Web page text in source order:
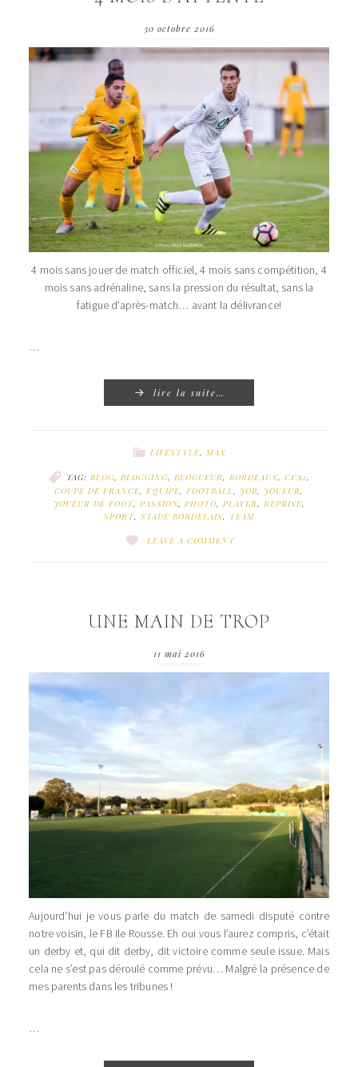
30 octobre 2016
4 mois sans jouer de match officiel, 4 mois sans compétition, 4
mois sans adrénaline, sans la pression du résultat, sans la
fatigue d’après-match… avant la délivrance!
…
lire la suite…
LIFESTYLE MAX
TAG: BLOG BLOGGING BLOGUEUR BORDEAUX CFA2
COUPE DE FRANCE EQUIPE FOOTBALL JOB JOUEUR
JOUEUR DE FOOT, PASSION, PHOTO PLAYER REPRISE,
SPORT, STADE BORDELAIS TEAM
LEAVE A COMMENT
UNE MAIN DE TROP
11 mai 2016
Aujourd’hui je vous parle du match de samedi disputé contre
notre voisin, le FB Ile Rousse. Eh oui vous l’aurez compris, c’était
un derby et, qui dit derby, dit victoire comme seule issue. Mais
cela ne s’est pas déroulé comme prévu… Malgré la présence de
mes parents dans les tribunes !
…